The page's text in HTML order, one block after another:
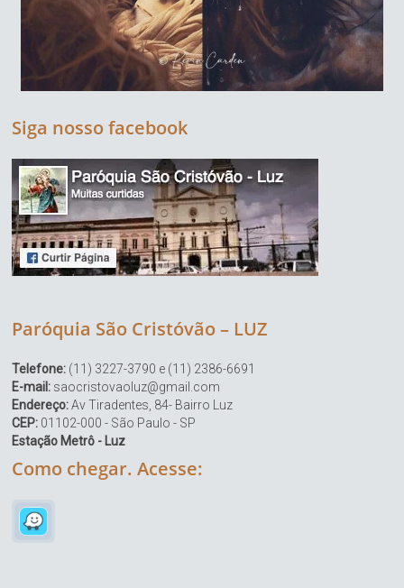
Siga nosso facebook
Paróquia São Cristóvão – LUZ
Telefone: (11) 3227-3790 e (11) 2386-6691
E-mail: saocristovaoluz@gmail.com
Endereço:Av Tiradentes, 84- Bairro Luz
CEP: 01102-000 - São Paulo - SP
Estação Metrô - Luz
Como chegar. Acesse: